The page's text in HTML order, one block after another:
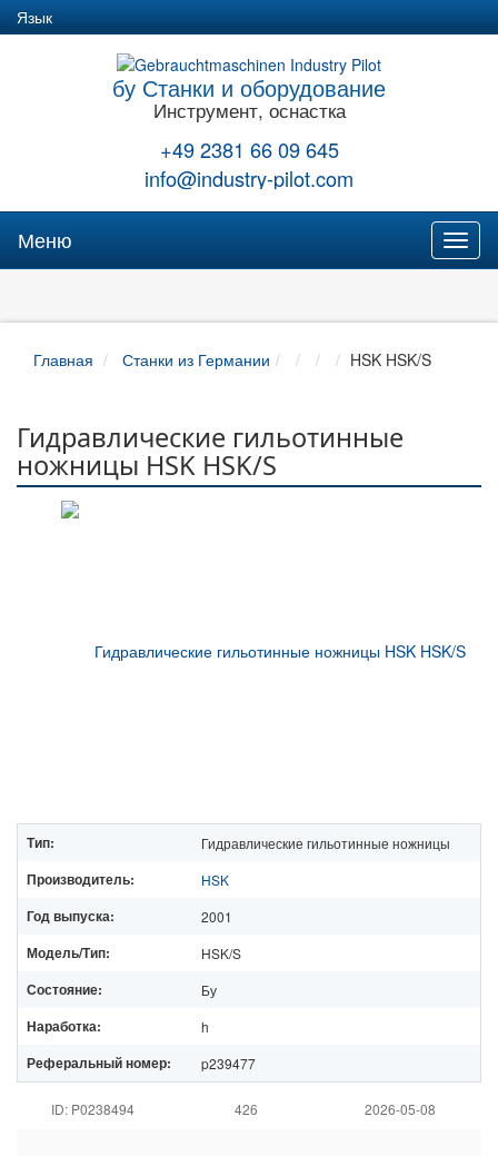
Язык
бу Станки и оборудование
Инструмент, оснастка
+49 2381 66 09 645
info@industry-pilot.com
Меню
Главная Станки из Германии HSK HSK/S
Гидравлические гильотинные
ножницы HSK HSK/S
Тип: Гидравлические гильотинные ножницы
Производитель: HSK
Год выпуска: 2001
Модель/Тип: HSK/S
Состояние: Бу
Наработка: h
Реферальный номер: p239477
ID: P0238494 426 2026-05-08